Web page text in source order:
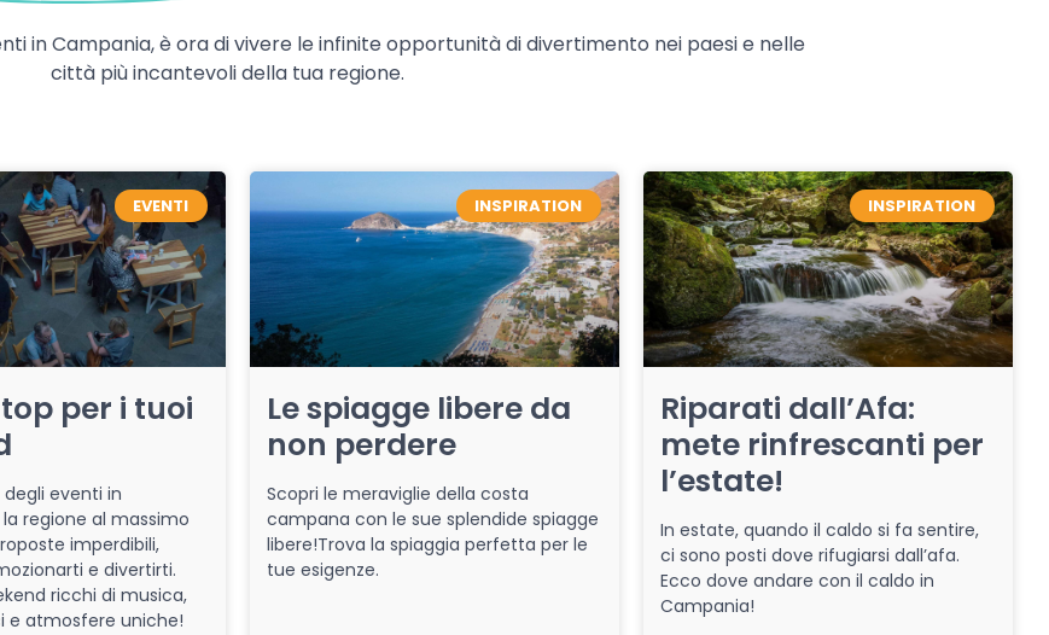
in Campania, è ora di vivere le infinite opportunità di divertimento nei paesi e nelle
città più incantevoli della tua regione.
EVENTI
per i tuoi
eventi in
regione al massimo
imperdibili,
e divertirti.
ricchi di musica,
e atmosfere uniche!
INSPIRATION
Le spiagge libere da
non perdere
Scopri le meraviglie della costa
campana con le sue splendide spiagge
libere!Trova la spiaggia perfetta per le
tue esigenze.
INSPIRATION
Riparati dall’Afa:
mete rinfrescanti per
l’estate!
In estate, quando il caldo si fa sentire,
ci sono posti dove rifugiarsi dall’afa.
Ecco dove andare con il caldo in
Campania!